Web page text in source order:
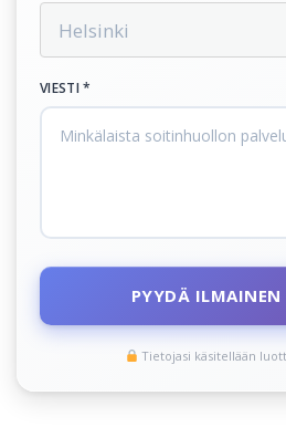
VIESTI *
PYYDÄ ILMAINEN
Tietojasi käsitellään